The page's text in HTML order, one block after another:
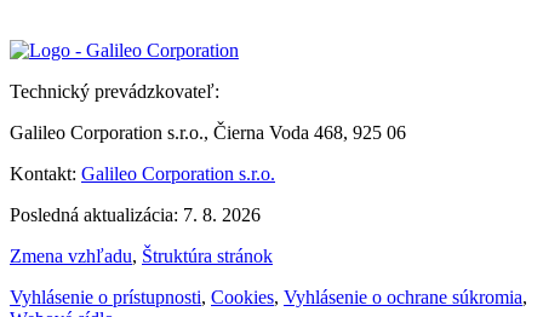
Technický prevádzkovateľ:
Galileo Corporation s.r.o., Čierna Voda 468, 925 06
Kontakt: Galileo Corporation s.r.o.
Posledná aktualizácia: 7. 8. 2026
Zmena vzhľadu, Štruktúra stránok
Vyhlásenie o prístupnosti, Cookies, Vyhlásenie o ochrane súkromia,